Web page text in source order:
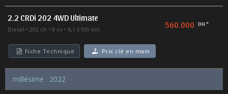
2.2 CRDi 202 4WD Ultimate
Diesel 202 ch 9 cv 6,1 l/100 km 560.000 DH *
Fiche Technique Prix clé en main
millésime : 2022